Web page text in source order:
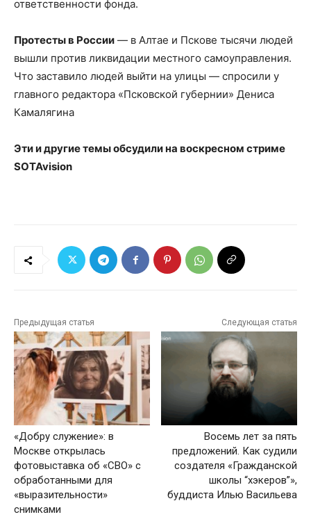
ответственности фонда.
Протесты в России — в Алтае и Пскове тысячи людей
вышли против ликвидации местного самоуправления.
Что заставило людей выйти на улицы — спросили у
главного редактора «Псковской губернии» Дениса
Камалягина
Эти и другие темы обсудили на воскресном стриме
SOTAvision
Предыдущая статья
«Добру служение»: в
Москве открылась
фотовыставка об «СВО» с
обработанными для
«выразительности»
снимками
Следующая статья
Восемь лет за пять
предложений. Как судили
создателя «Гражданской
школы “хэкеров”»,
буддиста Илью Васильева